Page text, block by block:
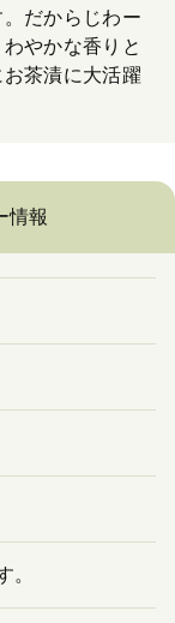
だからじわー
やかな香りと
お茶漬に大活躍
情報
。